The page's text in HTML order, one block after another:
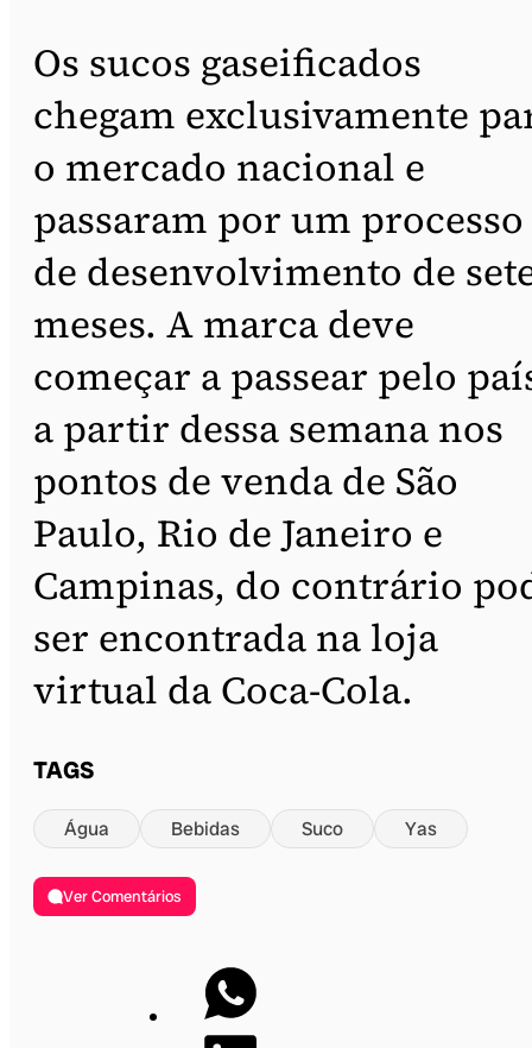
Os sucos gaseificados
chegam exclusivamente
o mercado nacional e
passaram por um processo
de desenvolvimento de
meses. A marca deve
começar a passear pelo
a partir dessa semana nos
pontos de venda de São
Paulo, Rio de Janeiro e
Campinas, do contrário
ser encontrada na loja
virtual da Coca-Cola.
TAGS
Água Bebidas Suco Yas
Ver Comentários